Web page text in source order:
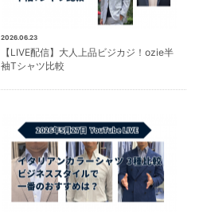
2026.06.23
【LIVE配信】大人上品ビジカジ！ozie半
袖Tシャツ比較